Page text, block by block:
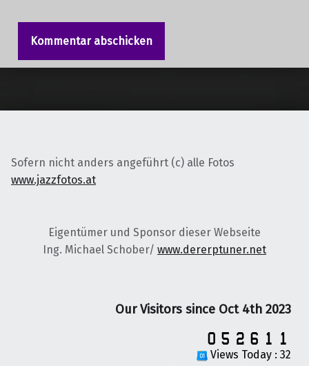
Sofern nicht anders angeführt (c) alle Fotos
www.jazzfotos.at
Eigentümer und Sponsor dieser Webseite
Ing. Michael Schober/ www.dererptuner.net
Our Visitors since Oct 4th 2023
Views Today : 32